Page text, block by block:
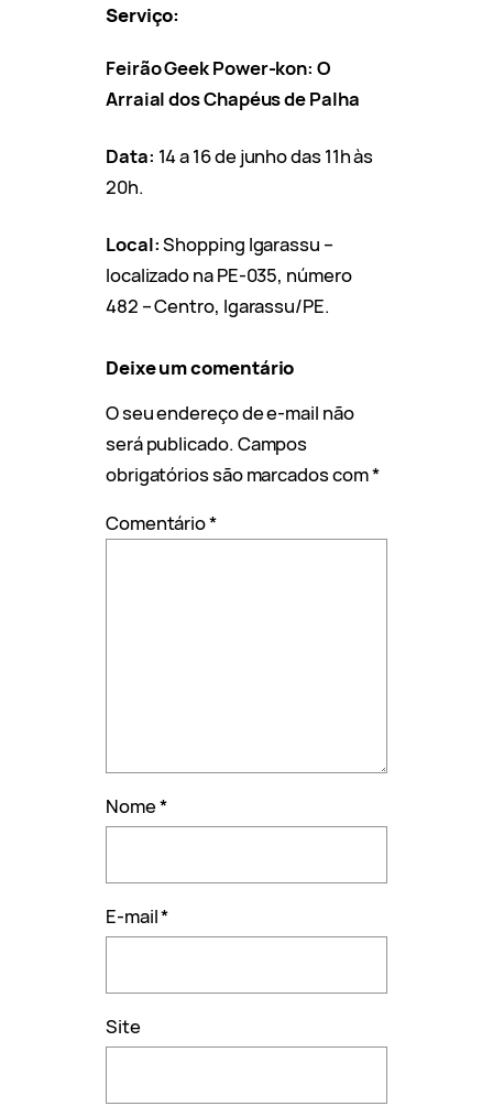
Serviço:
Feirão Geek Power-kon: O
Arraial dos Chapéus de Palha
Data: 14 a 16 de junho das 11h às
20h.
Local:Shopping Igarassu –
localizado na PE-035, número
482 – Centro, Igarassu/PE.
Deixe um comentário
O seu endereço de e-mail não
será publicado. Campos
obrigatórios são marcados com*
Comentário*
Nome*
E-mail*
Site